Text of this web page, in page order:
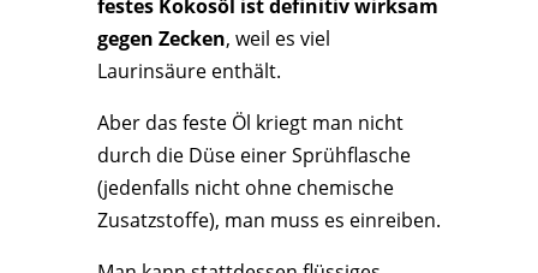
festes Kokosöl ist definitiv wirksam
gegen Zecken, weil es viel
Laurinsäure enthält.
Aber das feste Öl kriegt man nicht
durch die Düse einer Sprühflasche
(jedenfalls nicht ohne chemische
Zusatzstoffe), man muss es einreiben.